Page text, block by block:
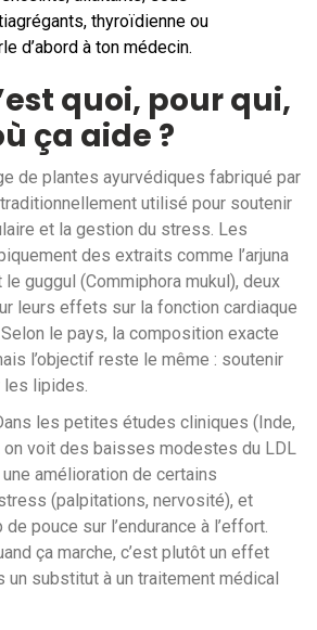
thyroïdienne ou
d’abord à ton médecin.
quoi, pour qui,
ça aide ?
de plantes ayurvédiques fabriqué par
utilisé pour soutenir
et la gestion du stress. Les
des extraits comme l’arjuna
le guggul (Commiphora mukul), deux
leurs effets sur la fonction cardiaque
le pays, la composition exacte
l’objectif reste le même : soutenir
lipides.
les petites études cliniques (Inde,
on voit des baisses modestes du LDL
amélioration de certains
(palpitations, nervosité), et
pouce sur l’endurance à l’effort.
ça marche, c’est plutôt un effet
un substitut à un traitement médical